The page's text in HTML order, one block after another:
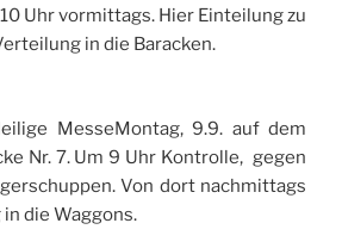
Uhr vormittags. Hier Einteilung zu
in die Baracken.
MesseMontag, 9.9. auf dem
Nr. 7. Um 9 Uhr Kontrolle, gegen
Von dort nachmittags
die Waggons.